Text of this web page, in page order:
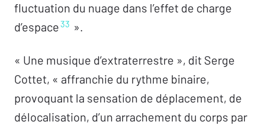
fluctuation du nuage dans l’effet de charge
d’espace33 ».
« Une musique d’extraterrestre », dit Serge
Cottet, « affranchie du rythme binaire,
provoquant la sensation de déplacement, de
délocalisation, d’un arrachement du corps par